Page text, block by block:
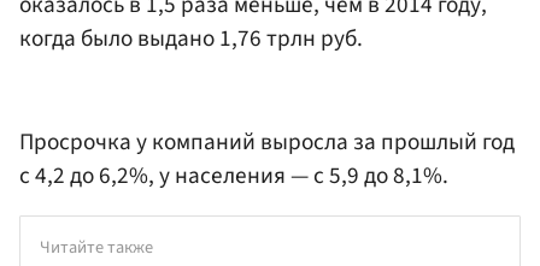
когда было выдано 1,76 трлн руб.
Просрочка у компаний выросла за прошлый год
с 4,2 до 6,2%, у населения — с 5,9 до 8,1%.
Читайте также